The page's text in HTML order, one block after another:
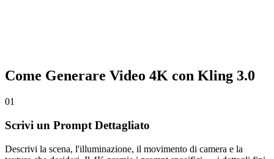
Come Generare Video 4K con Kling 3.0
01
Scrivi un Prompt Dettagliato
Descrivi la scena, l'illuminazione, il movimento di camera e la